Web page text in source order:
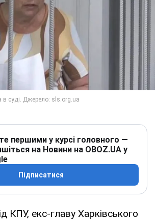
першими у курсі головного —
на Новини на OBOZ.UA у
Підписатися
КПУ, екс-главу Харківського